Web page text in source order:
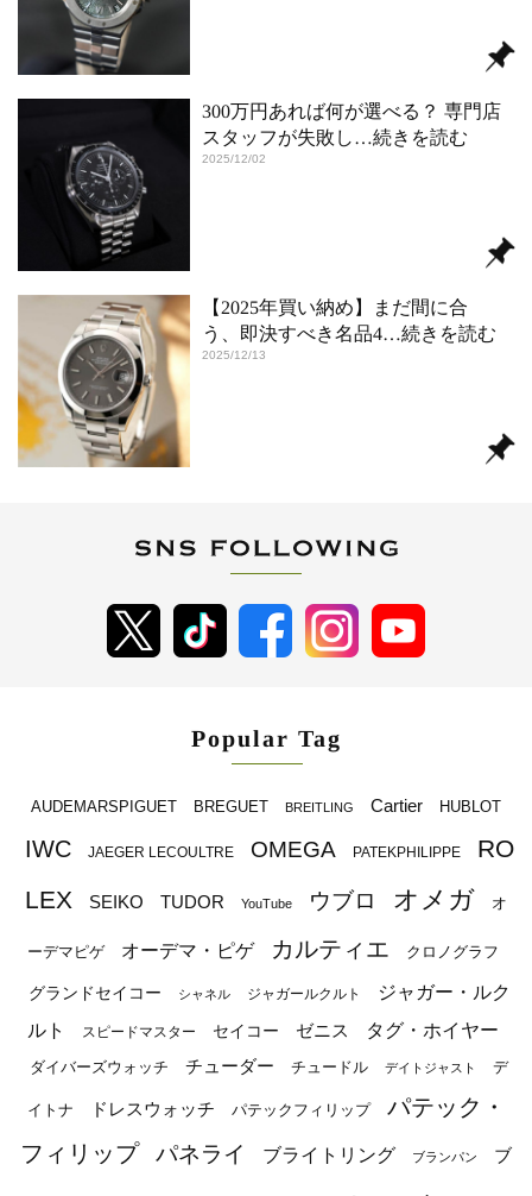
300万円あれば何が選べる？ 専門店
スタッフが失敗し …続きを読む
2025/12/02
【2025年買い納め】まだ間に合
う、即決すべき名品4…続きを読む
2025/12/13
Popular Tag
AUDEMARSPIGUET BREGUET BREITLING Cartier HUBLOT
IWC JAEGER LECOULTRE OMEGA PATEKPHILIPPE
RO
LEX
SEIKO TUDOR YouTube ウブロ オメガ オ
ーデマピゲ オーデマ・ピゲ カルティエ クロノグラフ
グランドセイコー シャネル ジャガールクルト
ジャガー・ルク
ルト
スピードマスター セイコー ゼニス タグ・ホイヤー
ダイバーズウォッチ チューダー チュードル デイトジャスト デ
イトナ ドレスウォッチ パテックフィリップ
パテック・
フィリップ
パネライ ブライトリング ブランパン ブ